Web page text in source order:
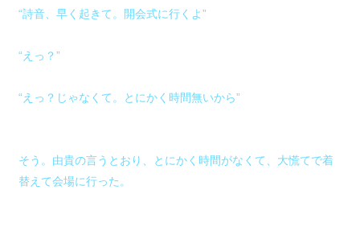
“詩音、早く起きて。開会式に行くよ”
“えっ？”
“えっ？じゃなくて。とにかく時間無いから”
そう。由貴の言うとおり、とにかく時間がなくて、大慌てで着
替えて会場に行った。